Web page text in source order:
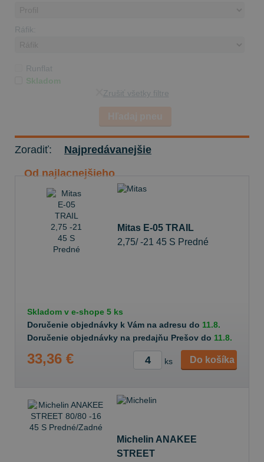
Ráfik:
Runflat
Skladom
Zrušiť všetky filtre
Zoradiť:
Najpredávanejšie
Od najlacnejšieho
Mitas E-05 TRAIL
2,75/ -21 45 S Predné
Skladom v e-shope 5 ks
Doručenie objednávky k Vám na adresu do 11.8.
Doručenie objednávky na predajňu Prešov do 11.8.
33,36 € ks Do košíka
Michelin ANAKEE
STREET